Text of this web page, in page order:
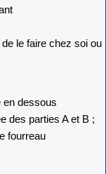
le faire chez soi ou
dessous
des parties A et B ;
fourreau